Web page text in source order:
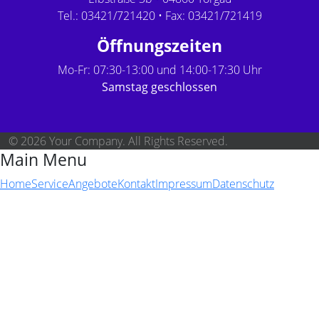
Tel.: 03421/721420 • Fax: 03421/721419
Öffnungszeiten
Mo-Fr: 07:30-13:00 und 14:00-17:30 Uhr
Samstag geschlossen
© 2026 Your Company. All Rights Reserved.
Main Menu
HomeServiceAngeboteKontaktImpressumDatenschutz